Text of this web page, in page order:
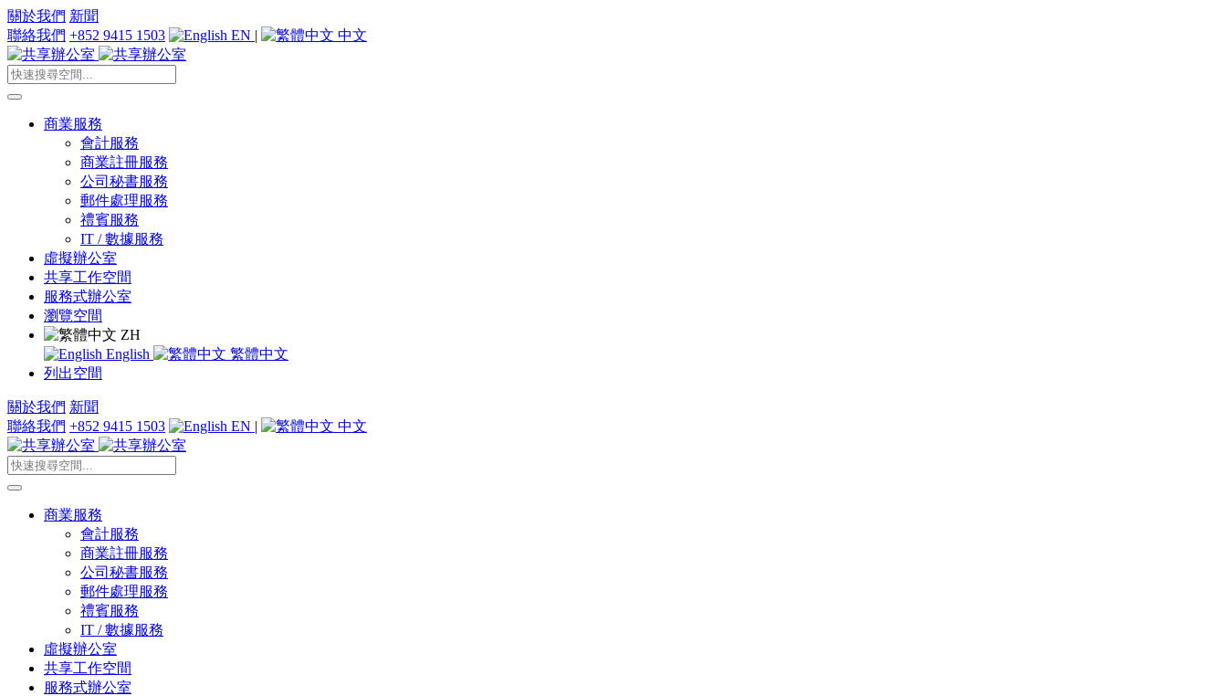
關於我們 新聞
聯絡我們 +852 9415 1503 EN | 中文
商業服務
會計服務
商業註冊服務
公司秘書服務
郵件處理服務
禮賓服務
IT / 數據服務
虛擬辦公室
共享工作空間
服務式辦公室
瀏覽空間
ZH
English
繁體中文
列出空間
關於我們 新聞
聯絡我們 +852 9415 1503 EN | 中文
商業服務
會計服務
商業註冊服務
公司秘書服務
郵件處理服務
禮賓服務
IT / 數據服務
虛擬辦公室
共享工作空間
服務式辦公室